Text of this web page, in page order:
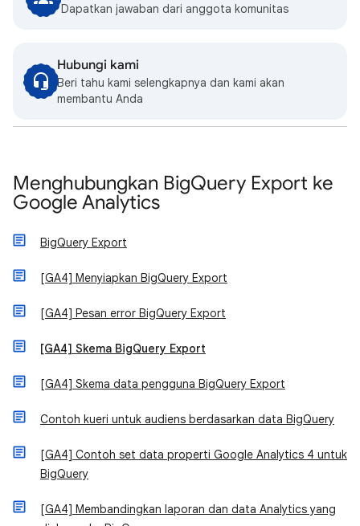
Dapatkan jawaban dari anggota komunitas
Hubungi kami
Beri tahu kami selengkapnya dan kami akan
membantu Anda
Menghubungkan BigQuery Export ke
Google Analytics
BigQuery Export
[GA4] Menyiapkan BigQuery Export
[GA4] Pesan error BigQuery Export
[GA4] Skema BigQuery Export
[GA4] Skema data pengguna BigQuery Export
Contoh kueri untuk audiens berdasarkan data BigQuery
[GA4] Contoh set data properti Google Analytics 4 untuk
BigQuery
[GA4] Membandingkan laporan dan data Analytics yang